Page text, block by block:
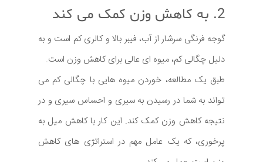
2. به کاهش وزن کمک می کند
گوجه فرنگی سرشار از آب، فیبر بالا و کالری کم است و به
دلیل چگالی کم، میوه ای عالی برای کاهش وزن است.
طبق یک مطالعه، خوردن میوه هایی با چگالی کم می
تواند به شما در رسیدن به سیری و احساس سیری و در
نتیجه کاهش وزن کمک کند. این کار با کاهش میل به
پرخوری، که یک عامل مهم در استراتژی های کاهش